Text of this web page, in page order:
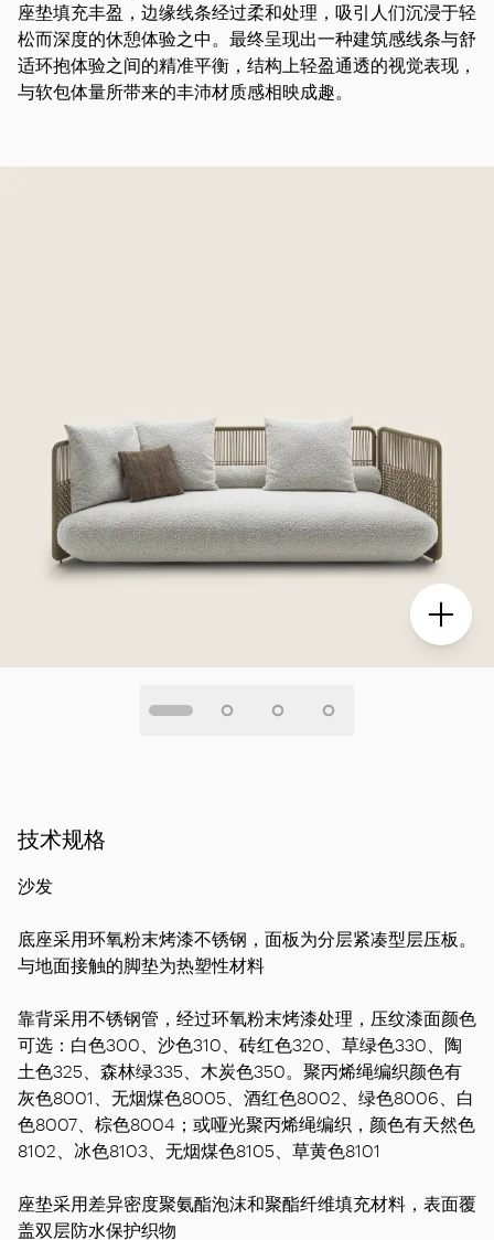
座垫填充丰盈，边缘线条经过柔和处理，吸引人们沉浸于轻
松而深度的休憩体验之中。最终呈现出一种建筑感线条与舒
适环抱体验之间的精准平衡，结构上轻盈通透的视觉表现，
与软包体量所带来的丰沛材质感相映成趣。
技术规格
沙发
底座采用环氧粉末烤漆不锈钢，面板为分层紧凑型层压板。
与地面接触的脚垫为热塑性材料
靠背采用不锈钢管，经过环氧粉末烤漆处理，压纹漆面颜色
可选：白色300、沙色310、砖红色320、草绿色330、陶
土色325、森林绿335、木炭色350。聚丙烯绳编织颜色有
灰色8001、无烟煤色8005、酒红色8002、绿色8006、白
色8007、棕色8004；或哑光聚丙烯绳编织，颜色有天然色
8102、冰色8103、无烟煤色8105、草黄色8101
座垫采用差异密度聚氨酯泡沫和聚酯纤维填充材料，表面覆
盖双层防水保护织物